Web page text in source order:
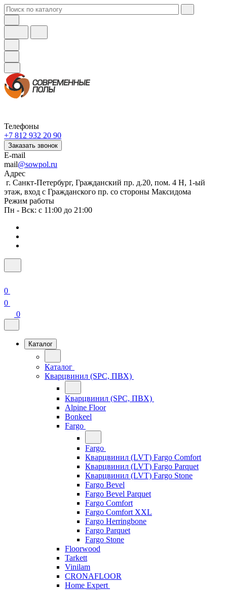
Телефоны
+7 812 932 20 90
Заказать звонок
E-mail
mail@sowpol.ru
Адрес
г. Санкт-Петербург, Гражданский пр. д.20, пом. 4 Н, 1-ый
этаж, вход с Гражданского пр. со стороны Максидома
Режим работы
Пн - Вск: с 11:00 до 21:00
0
0
0
Каталог
Каталог
Кварцвинил (SPC, ПВХ)
Кварцвинил (SPC, ПВХ)
Alpine Floor
Bonkeel
Fargo
Fargo
Кварцвинил (LVT) Fargo Comfort
Кварцвинил (LVT) Fargo Parquet
Кварцвинил (LVT) Fargo Stone
Fargo Bevel
Fargo Bevel Parquet
Fargo Comfort
Fargo Comfort XXL
Fargo Herringbone
Fargo Parquet
Fargo Stone
Floorwood
Tarkett
Vinilam
CRONAFLOOR
Home Expert